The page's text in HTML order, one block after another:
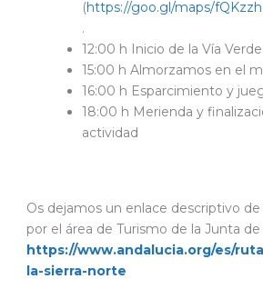
(https://goo.gl/maps/
.
12:00 h Inicio de la Vía
15:00 h Almorzamos en el
16:00 h Esparcimiento y
18:00 h Merienda y
actividad
Os dejamos un enlace descriptivo
por el área de Turismo de la Junta de
https://www.andalucia.org/es/
la-sierra-norte